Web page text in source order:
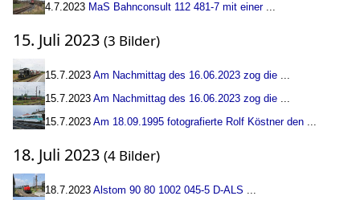
4.7.2023 MaS Bahnconsult 112 481-7 mit einer...
15. Juli 2023 (3 Bilder)
15.7.2023 Am Nachmittag des 16.06.2023 zog die ...
15.7.2023 Am Nachmittag des 16.06.2023 zog die ...
15.7.2023 Am 18.09.1995 fotografierte Rolf Köstner den ...
18. Juli 2023 (4 Bilder)
18.7.2023 Alstom 90 80 1002 045-5 D-ALS ...